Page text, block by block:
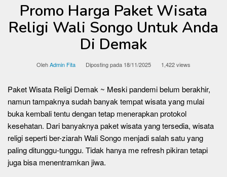
Promo Harga Paket Wisata
Religi Wali Songo Untuk Anda
Di Demak
OlehAdmin Fita Diposting pada 18/11/2025 1,422 views
Paket Wisata Religi Demak ~ Meski pandemi belum berakhir,
namun tampaknya sudah banyak tempat wisata yang mulai
buka kembali tentu dengan tetap menerapkan protokol
kesehatan. Dari banyaknya paket wisata yang tersedia, wisata
religi seperti ber-ziarah Wali Songo menjadi salah satu yang
paling ditunggu-tunggu. Tidak hanya me refresh pikiran tetapi
juga bisa menentramkan jiwa.